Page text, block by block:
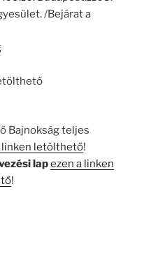
/Bejárat a
Bajnokság teljes
linken letölthető!
lapezen a linken
!